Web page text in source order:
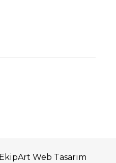
EkipArt Web Tasarım